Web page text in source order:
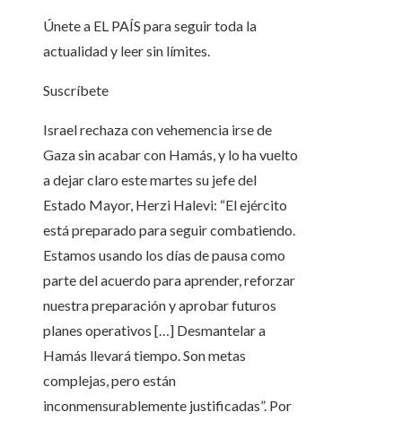
Únete a EL PAÍS para seguir toda la
actualidad y leer sin límites.
Suscríbete
Israel rechaza con vehemencia irse de
Gaza sin acabar con Hamás, y lo ha vuelto
a dejar claro este martes su jefe del
Estado Mayor, Herzi Halevi: “El ejército
está preparado para seguir combatiendo.
Estamos usando los días de pausa como
parte del acuerdo para aprender, reforzar
nuestra preparación y aprobar futuros
planes operativos […] Desmantelar a
Hamás llevará tiempo. Son metas
complejas, pero están
inconmensurablemente justificadas”. Por